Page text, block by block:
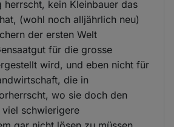
herrscht, kein Kleinbauer das
(wohl noch alljährlich neu)
der ersten Welt
für die grosse
wird, und eben nicht für
die in
wo sie doch den
schwierigere